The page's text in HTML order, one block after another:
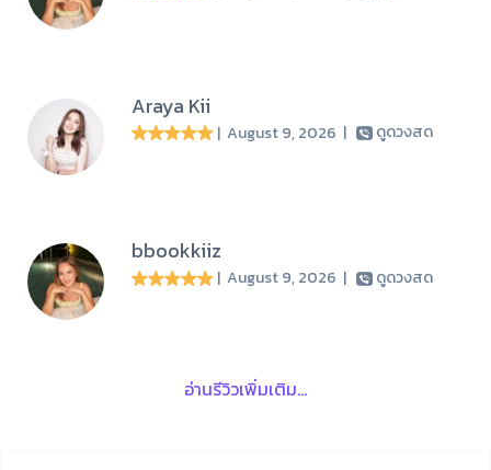
Araya Kii
| August 9, 2026 | ดูดวงสด
bbookkiiz
| August 9, 2026 | ดูดวงสด
อ่านรีวิวเพิ่มเติม...